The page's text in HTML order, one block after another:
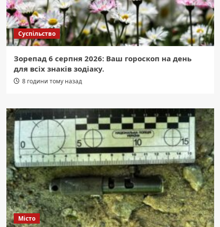
Суспільство
Зорепад 6 серпня 2026: Ваш гороскоп на день
для всіх знаків зодіаку.
8 години тому назад
Місто